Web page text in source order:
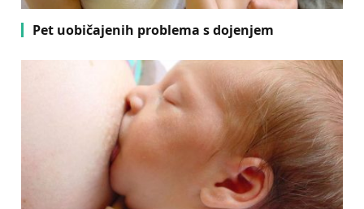
Pet uobičajenih problema s dojenjem